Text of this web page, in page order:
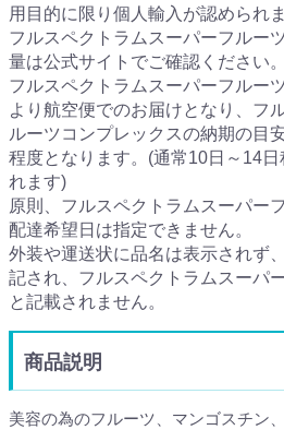
用目的に限り個人輸入が認められま
フルスペクトラムスーパーフルー
量は公式サイトでご確認ください。
フルスペクトラムスーパーフルー
より航空便でのお届けとなり、フ
ルーツコンプレックスの納期の目
程度となります。(通常10日～14
れます)
原則、フルスペクトラムスーパー
配達希望日は指定できません。
外装や運送状に品名は表示されず
記され、フルスペクトラムスーパ
と記載されません。
商品説明
美容の為のフルーツ、マンゴスチン